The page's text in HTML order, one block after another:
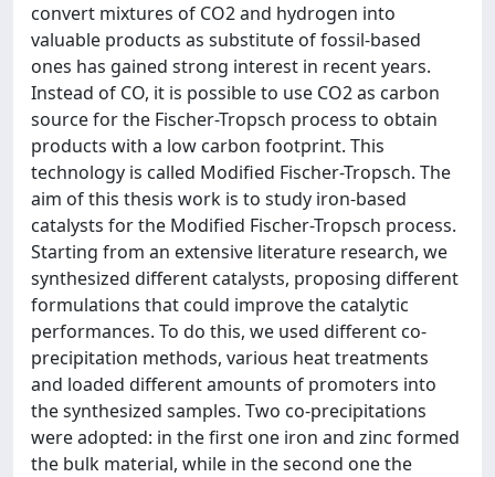
convert mixtures of CO2 and hydrogen into
valuable products as substitute of fossil-based
ones has gained strong interest in recent years.
Instead of CO, it is possible to use CO2 as carbon
source for the Fischer-Tropsch process to obtain
products with a low carbon footprint. This
technology is called Modified Fischer-Tropsch. The
aim of this thesis work is to study iron-based
catalysts for the Modified Fischer-Tropsch process.
Starting from an extensive literature research, we
synthesized different catalysts, proposing different
formulations that could improve the catalytic
performances. To do this, we used different co-
precipitation methods, various heat treatments
and loaded different amounts of promoters into
the synthesized samples. Two co-precipitations
were adopted: in the first one iron and zinc formed
the bulk material, while in the second one the